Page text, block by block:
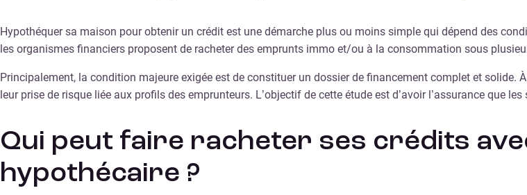
Hypothéquer sa maison pour obtenir un crédit est une démarche plus ou moins simple qui dépend des
les organismes financiers proposent de racheter des emprunts immo et/ou à la consommation sous
Principalement, la condition majeure exigée est de constituer un dossier de financement complet et solide.
leur prise de risque liée aux profils des emprunteurs. L’objectif de cette étude est d’avoir l’assurance que
Qui peut faire racheter ses crédits
hypothécaire ?